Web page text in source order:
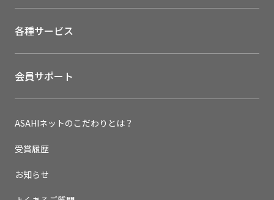
各種サービス
会員サポート
ASAHIネットのこだわりとは？
受賞履歴
お知らせ